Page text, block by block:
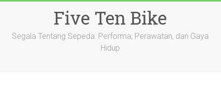
Five Ten Bike
Segala Tentang Sepeda: Performa, Perawatan, dan Gaya
Hidup